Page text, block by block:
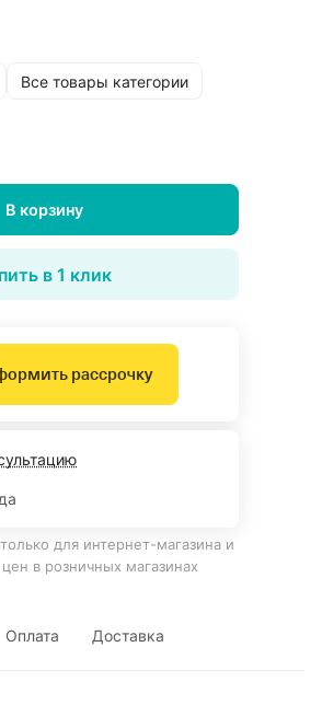
Все товары категории
В корзину
в 1 клик
рассрочку
для интернет-магазина и
в розничных магазинах
Оплата Доставка